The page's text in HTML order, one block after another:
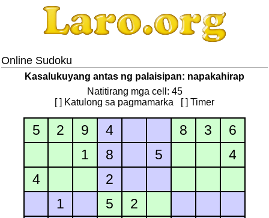
Online Sudoku
Kasalukuyang antas ng palaisipan: napakahirap
Natitirang mga cell: 45
[ ] Katulong sa pagmamarka
[ ] Timer
5 2 9 4 8 3
6
1
8 5
4
4
2
1
5
2